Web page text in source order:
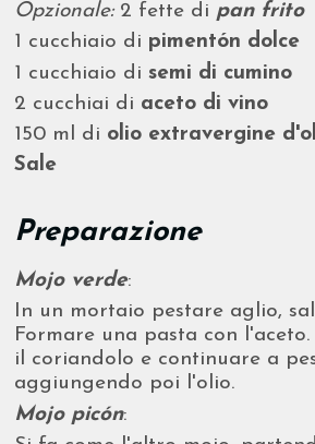
Opzionale: 2 fette di pan frito
1 cucchiaio di pimentón dolce
1 cucchiaio disemi di cumino
2 cucchiai di aceto di vino
150 ml di olio extravergine
Sale
Preparazione
Mojo verde:
In un mortaio pestare aglio,
Formare una pasta con
il coriandolo e continuare a
aggiungendo poi l'olio.
Mojo picón: